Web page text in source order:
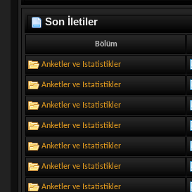
Son İletiler
Bölüm
Anketler ve Istatistikler
Anketler ve Istatistikler
Anketler ve Istatistikler
Anketler ve Istatistikler
Anketler ve Istatistikler
Anketler ve Istatistikler
Anketler ve Istatistikler